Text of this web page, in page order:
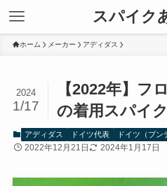
スパイク
ホーム メーカー アディダス
【2022年】フ
の着用スパイ
2024
1/17
アディダス ドイツ代表 ドイツ（ブン
2022年12月21日 2024年1月17日